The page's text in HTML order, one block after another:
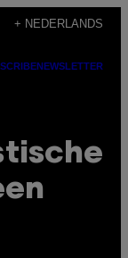
+ NEDERLANDS
NEWSLETTER